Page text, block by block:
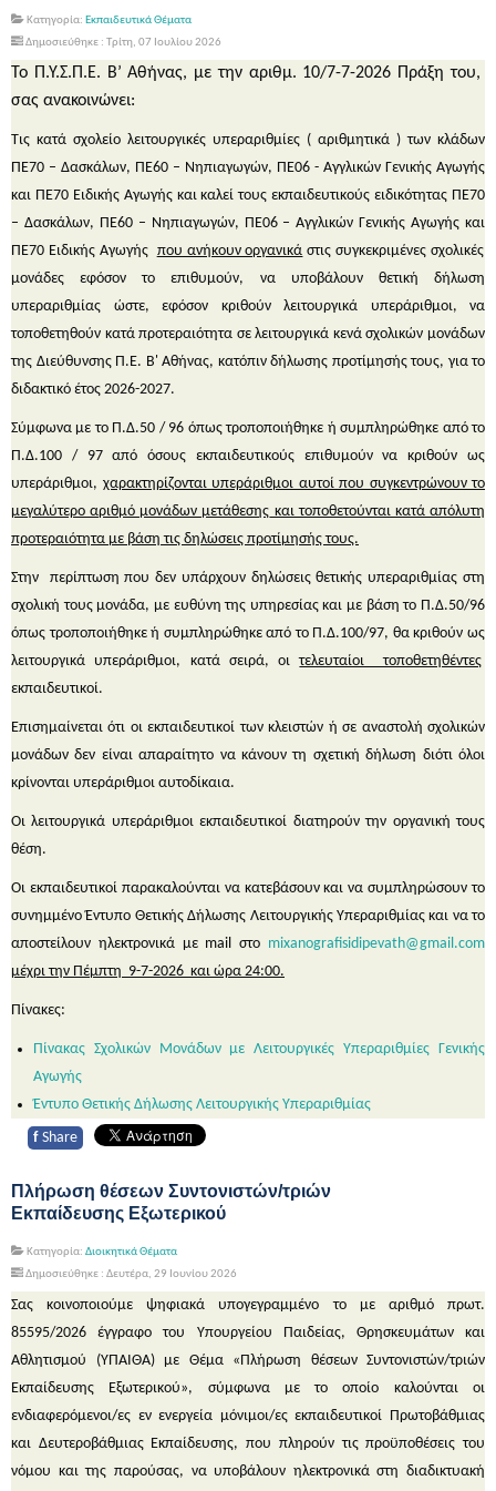
Κατηγορία: Εκπαιδευτικά Θέματα
Δημοσιεύθηκε : Τρίτη, 07 Ιουλίου 2026
Το Π.Υ.Σ.Π.Ε. Β’ Αθήνας, με την αριθμ. 10/7-7-2026 Πράξη του,
σας ανακοινώνει:
Τις κατά σχολείο λειτουργικές υπεραριθμίες ( αριθμητικά ) των κλάδων
ΠΕ70 – Δασκάλων, ΠΕ60 – Νηπιαγωγών, ΠΕ06 - Αγγλικών Γενικής Αγωγής
και ΠΕ70 Ειδικής Αγωγήςκαικαλεί τους εκπαιδευτικούς ειδικότητας ΠΕ70
– Δασκάλων, ΠΕ60 – Νηπιαγωγών, ΠΕ06 –Αγγλικών Γενικής Αγωγήςκαι
ΠΕ70 Ειδικής Αγωγής που ανήκουν οργανικά στις συγκεκριμένες σχολικές
μονάδες εφόσον το επιθυμούν, να υποβάλουν θετική δήλωση
υπεραριθμίας ώστε, εφόσον κριθούν λειτουργικά υπεράριθμοι, να
τοποθετηθούν κατά προτεραιότητα σε λειτουργικά κενά σχολικών μονάδων
της Διεύθυνσης Π.Ε. Β' Αθήνας, κατόπιν δήλωσης προτίμησής τους, για το
διδακτικό έτος 2026-2027.
Σύμφωνα με το Π.Δ.50 / 96 όπως τροποποιήθηκε ή συμπληρώθηκε από το
Π.Δ.100 / 97 από όσους εκπαιδευτικούς επιθυμούννα κριθούν ως
υπεράριθμοι, χαρακτηρίζονται υπεράριθμοι αυτοί που συγκεντρώνουν το
μεγαλύτερο αριθμό μονάδων μετάθεσης και τοποθετούνται κατά απόλυτη
προτεραιότητα με βάση τις δηλώσεις προτίμησής τους.
Στην περίπτωση που δεν υπάρχουν δηλώσεις θετικής υπεραριθμίας στη
σχολική τους μονάδα, με ευθύνη της υπηρεσίας και με βάση το Π.Δ.50/96
όπως τροποποιήθηκε ή συμπληρώθηκε από το Π.Δ.100/97, θα κριθούν ως
λειτουργικά υπεράριθμοι, κατά σειρά, οιτελευταίοι τοποθετηθέντες
εκπαιδευτικοί.
Επισημαίνεται ότι οι εκπαιδευτικοί των κλειστών ή σε αναστολή σχολικών
μονάδων δεν είναι απαραίτητο να κάνουν τη σχετική δήλωση διότι όλοι
κρίνονται υπεράριθμοι αυτοδίκαια.
Οι λειτουργικά υπεράριθμοι εκπαιδευτικοί διατηρούν την οργανική τους
θέση.
Οι εκπαιδευτικοί παρακαλούνται να κατεβάσουν και να συμπληρώσουν το
συνημμένο Έντυπο Θετικής Δήλωσης ΛειτουργικήςΥπεραριθμίας και να το
αποστείλουν ηλεκτρονικά με mail στο mixanografisidipevath@gmail .com
μέχρι την Πέμπτη 9-7-2026 και ώρα 24:00.
Πίνακες:
Πίνακας Σχολικών Μονάδων με Λειτουργικές Υπεραριθμίες Γενικής
Αγωγής
Έντυπο Θετικής Δήλωσης Λειτουργικής Υπεραριθμίας
f Share
Πλήρωση θέσεων Συντονιστών/τριών
Εκπαίδευσης Εξωτερικού
Κατηγορία: Διοικητικά Θέματα
Δημοσιεύθηκε : Δευτέρα, 29 Ιουνίου 2026
Σας κοινοποιούμε ψηφιακά υπογεγραμμένο το με αριθμό πρωτ.
85595/2026 έγγραφο του Υπουργείου Παιδείας, Θρησκευμάτων και
Αθλητισμού (ΥΠΑΙΘΑ) με Θέμα «Πλήρωση θέσεων Συντονιστών/τριών
Εκπαίδευσης Εξωτερικού», σύμφωνα με το οποίο καλούνται οι
ενδιαφερόμενοι/ες εν ενεργεία μόνιμοι/ες εκπαιδευτικοί Πρωτοβάθμιας
και Δευτεροβάθμιας Εκπαίδευσης, που πληρούν τις προϋποθέσεις του
νόμου και της παρούσας, να υποβάλουν ηλεκτρονικά στη διαδικτυακή